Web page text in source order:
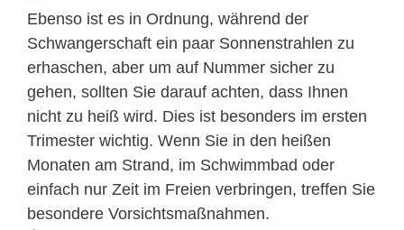
Ebenso ist es in Ordnung, während der
Schwangerschaft ein paar Sonnenstrahlen zu
erhaschen, aber um auf Nummer sicher zu
gehen, sollten Sie darauf achten, dass Ihnen
nicht zu heiß wird. Dies ist besonders im ersten
Trimester wichtig. Wenn Sie in den heißen
Monaten am Strand, im Schwimmbad oder
einfach nur Zeit im Freien verbringen, treffen Sie
besondere Vorsichtsmaßnahmen.